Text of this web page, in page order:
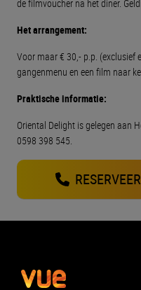
de filmvoucher na het diner.
Het arrangement:
Voor maar € 30,- p.p. (exclusief
gangenmenu en een film naar
Praktische informatie:
Oriental Delight is gelegen aan
0598 398 545.